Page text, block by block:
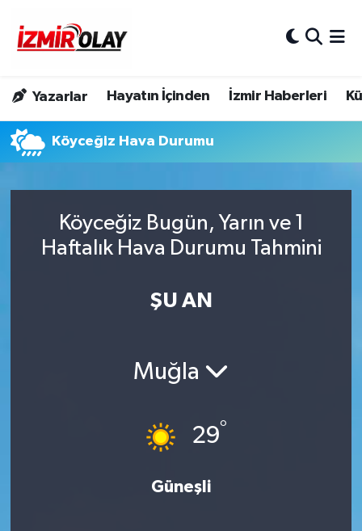
Yazarlar Hayatın İçinden İzmir Haberleri
Köyceğiz Hava Durumu
Köyceğiz Bugün, Yarın ve 1
Haftalık Hava Durumu Tahmini
ŞU AN
Muğla
29°
Güneşli
Konak Trafik Yoğunluk Haritası
Süper Lig Puan Durumu ve Fikstür
Son Dakika Haberleri